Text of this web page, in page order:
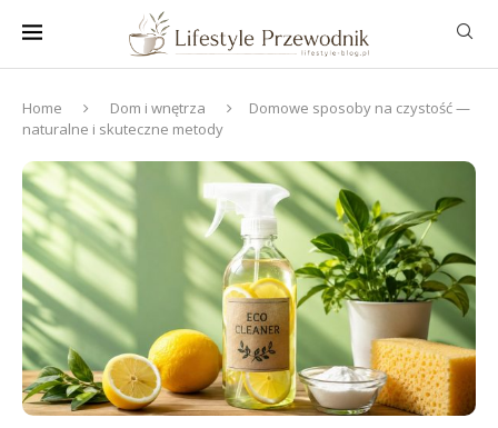
Home Dom i wnętrza
Domowe sposoby na czystość —
naturalne i skuteczne metody